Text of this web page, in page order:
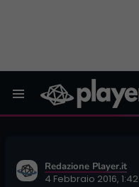
Redazione Player.it
4 Febbraio 2016, 1:42